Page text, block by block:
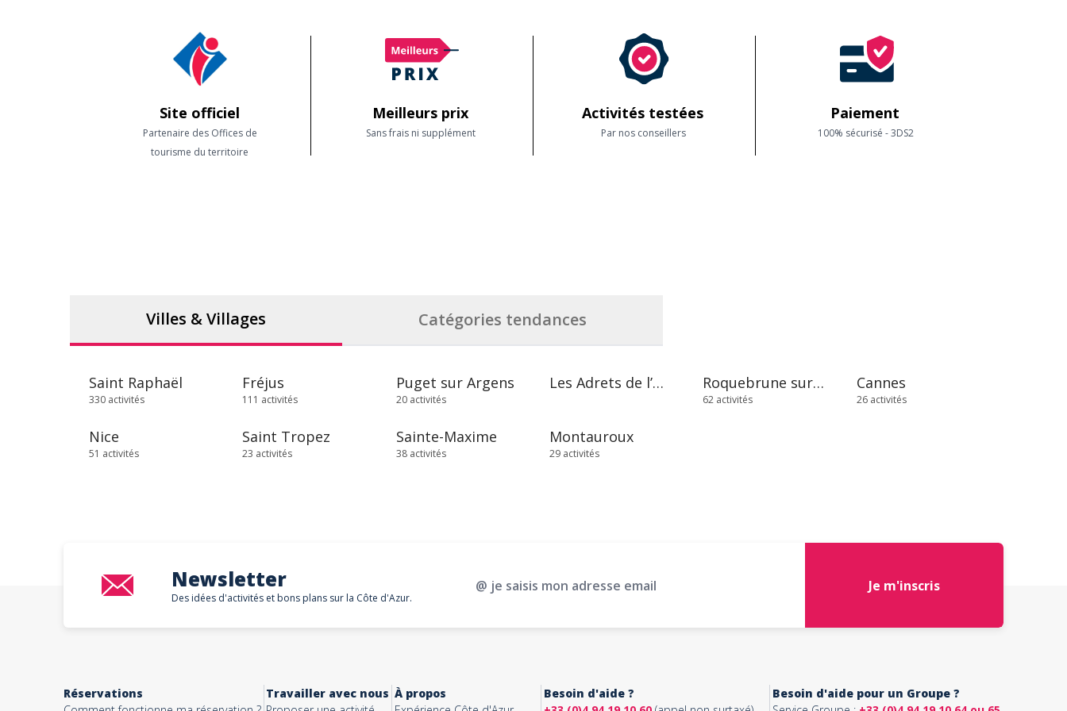
✅ Activités testées par nos équipes
✅ Promotions et bons plans réguliers exclusifs
Site officiel
Partenaire des Offices de
tourisme du territoire
Meilleurs prix
Sans frais ni supplément
Activités testées
Par nos conseillers
Paiement
100% sécurisé - 3DS2
Villes & Villages Catégories tendances
Saint Raphaël
330 activités
Fréjus
111 activités
Puget sur Argens
20 activités
Les Adrets de l’Estérel Roquebrune sur Argens
62 activités
Cannes
26 activités
Nice
51 activités
Saint Tropez
23 activités
Sainte-Maxime
38 activités
Montauroux
29 activités
Newsletter
Des idées d'activités et bons plans sur la Côte d'Azur.
@ je saisis mon adresse email Je m'inscris
Réservations
Travailler avec nous À propos
Besoin d'aide ?
Besoin d'aide pour un Groupe ?